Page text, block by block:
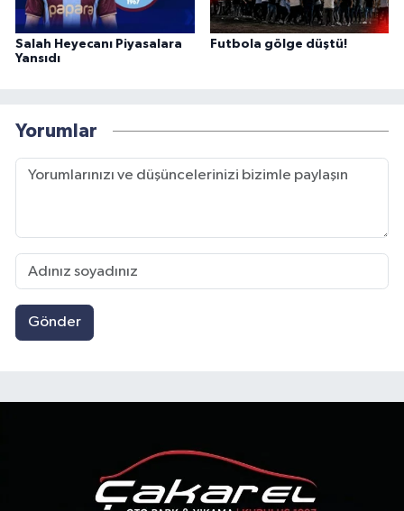
Salah Heyecanı Piyasalara
Yansıdı
Futbola gölge düştü!
Yorumlar
Gönder